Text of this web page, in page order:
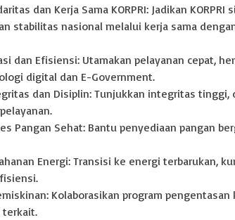
dan Kerja Sama KORPRI: Jadikan KORPRI
stabilitas nasional melalui kerja sama
dan Efisiensi: Utamakan pelayanan cepat,
digital dan E-Government.
dan Disiplin: Tunjukkan integritas tinggi,
Pangan Sehat: Bantu penyediaan pangan
Energi: Transisi ke energi terbarukan,
Kolaborasikan program
terkait.